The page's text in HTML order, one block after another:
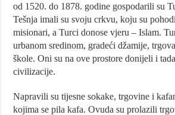
od 1520. do 1878. godine gospodarili su
Tešnja imali su svoju crkvu, koju su
misionari, a Turci donose vjeru – Islam.
urbanom sredinom, gradeći džamije,
škole. Oni su na ove prostore donijeli i
civilizacije.
Napravili su tijesne sokake, trgovine i
kojima se pila kafa. Ovuda su prolazili